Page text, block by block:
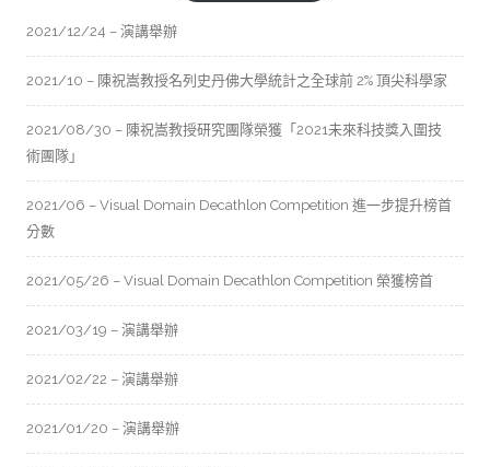
2021/12/24 – 演講舉辦
2021/10 – 陳祝嵩教授名列史丹佛大學統計之全球前 2% 頂尖科學家
2021/08/30 – 陳祝嵩教授研究團隊榮獲「2021未來科技獎入圍技
術團隊」
2021/06 – Visual Domain Decathlon Competition 進一步提升榜首
分數
2021/05/26 – Visual Domain Decathlon Competition 榮獲榜首
2021/03/19 – 演講舉辦
2021/02/22 – 演講舉辦
2021/01/20 – 演講舉辦